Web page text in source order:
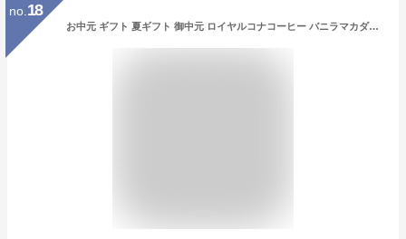
no. 18
お中元 ギフト 夏ギフト 御中元 ロイヤルコナコーヒー バニラマカダミアナッツ 中挽き コーヒー豆 粉コーヒー 227g 10%コナコーヒーブレンド フレーバーコーヒー ハワイ 珈琲 ドリップコーヒー フレーバー コーヒー ハワイコーヒー プレゼント バニラ コナコーヒー